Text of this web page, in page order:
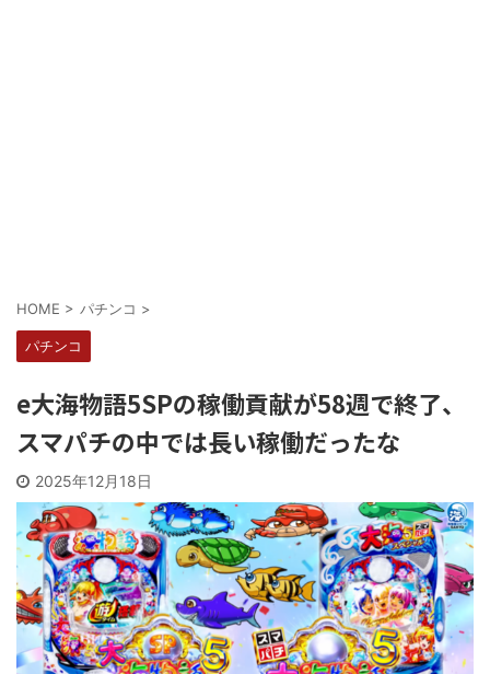
HOME > パチンコ >
パチンコ
e大海物語5SPの稼働貢献が58週で終了、
スマパチの中では長い稼働だったな
2025年12月18日